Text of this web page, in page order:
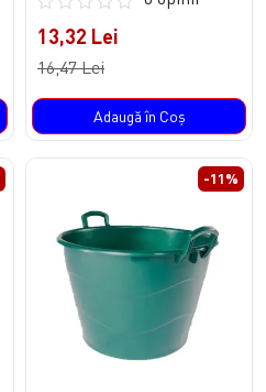
13,32 Lei
16,47 Lei
Adaugă în Coş
-11%